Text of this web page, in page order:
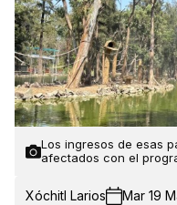
Los ingresos de esas
afectados con el
Xóchitl Larios Mar 19